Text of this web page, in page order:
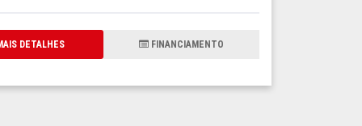
DETALHES FINANCIAMENTO